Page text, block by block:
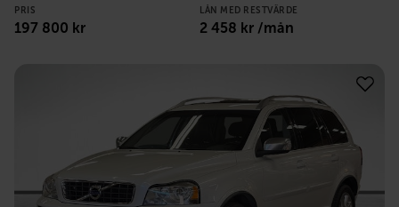
PRIS
197 800 kr
LÅN MED RESTVÄRDE
2 458 kr /mån